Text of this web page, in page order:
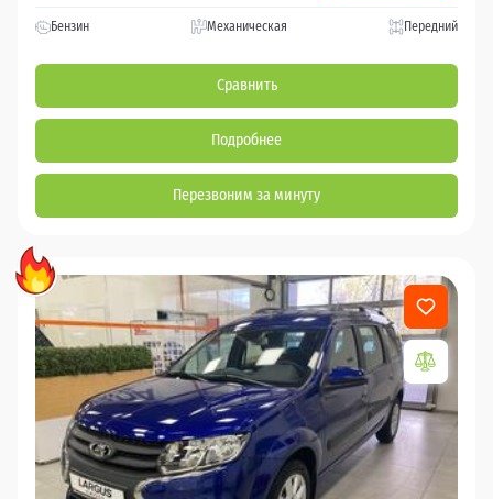
Бензин Механическая Передний
Сравнить
Подробнее
Перезвоним за минуту